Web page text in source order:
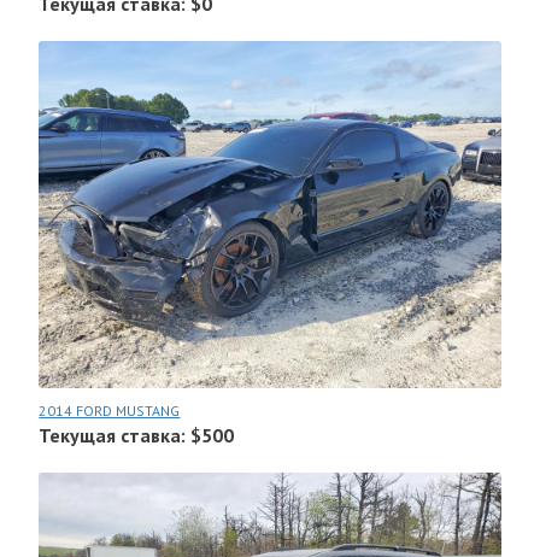
2014 FORD MUSTANG
Текущая ставка: $500